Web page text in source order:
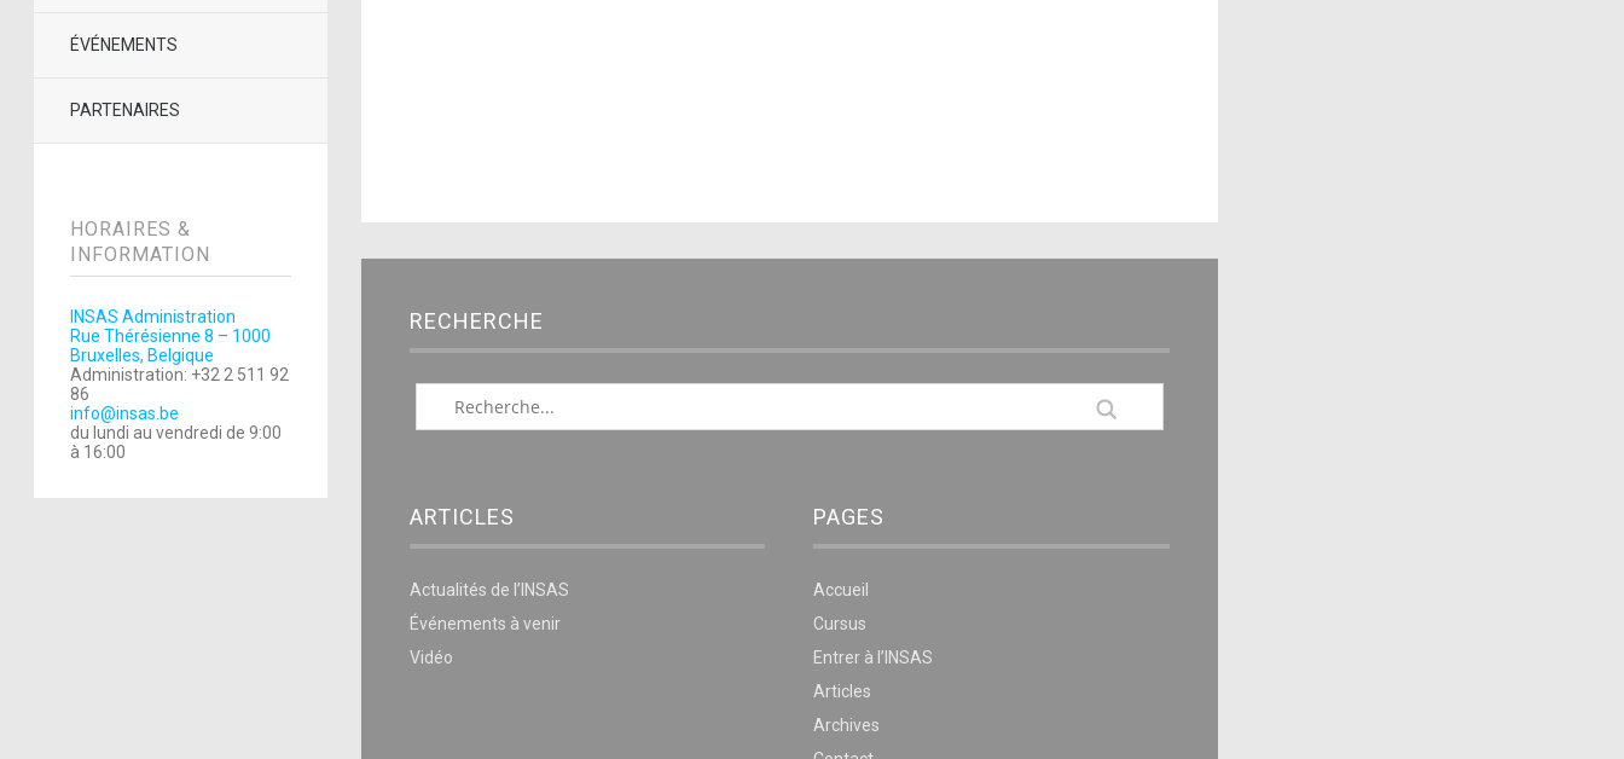
ÉVÉNEMENTS
PARTENAIRES
HORAIRES &
INFORMATION
INSAS Administration
Rue Thérésienne 8 – 1000
Bruxelles, Belgique
Administration: +32 2 511 92
86
info@insas.be
du lundi au vendredi de 9:00
à 16:00
RECHERCHE
ARTICLES
Actualités de l’INSAS
Événements à venir
Vidéo
PAGES
Accueil
Cursus
Entrer à l’INSAS
Articles
Archives